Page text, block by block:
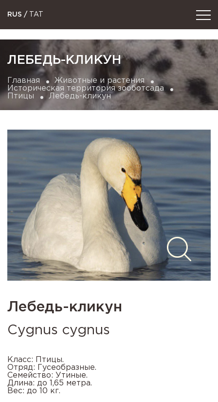
RUS / TAT
ЛЕБЕДЬ-КЛИКУН
Главная
Животные и растения
Историческая территория зооботсада
Птицы
Лебедь-кликун
Лебедь-кликун
Cygnus cygnus
Класс: Птицы.
Отряд: Гусеобразные.
Семейство: Утиные.
Длина: до 1,65 метра.
Вес: до 10 кг.